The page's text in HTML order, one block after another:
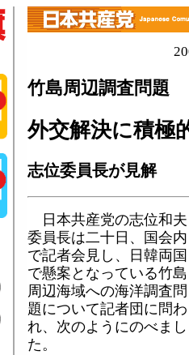
竹島周辺調査問題
外交解決に積極
志位委員長が見解
日本共産党の志位和夫
委員長は二十日、国会内
で記者会見し、日韓両国
で懸案となっている竹島
周辺海域への海洋調査問
題について記者団に問わ
れ、次のようにのべまし
た。